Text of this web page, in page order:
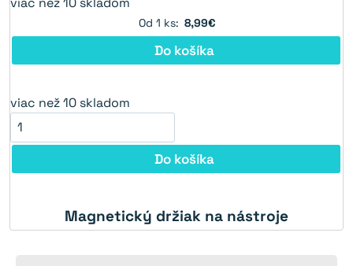
Od 1 ks: 8,99€
Do košíka
viac než 10 skladom
Do košíka
Magnetický držiak na nástroje